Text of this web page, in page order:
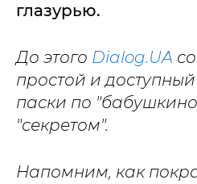
глазурью.
До этого Dialog.UA
простой и
паски по
"секретом".
Напомним, как